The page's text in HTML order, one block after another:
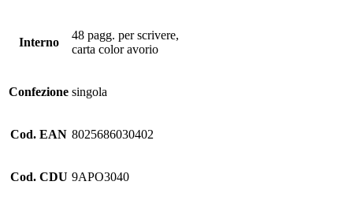
Interno
48 pagg. per scrivere,
carta color avorio
Confezione singola
Cod. EAN 8025686030402
Cod. CDU 9APO3040